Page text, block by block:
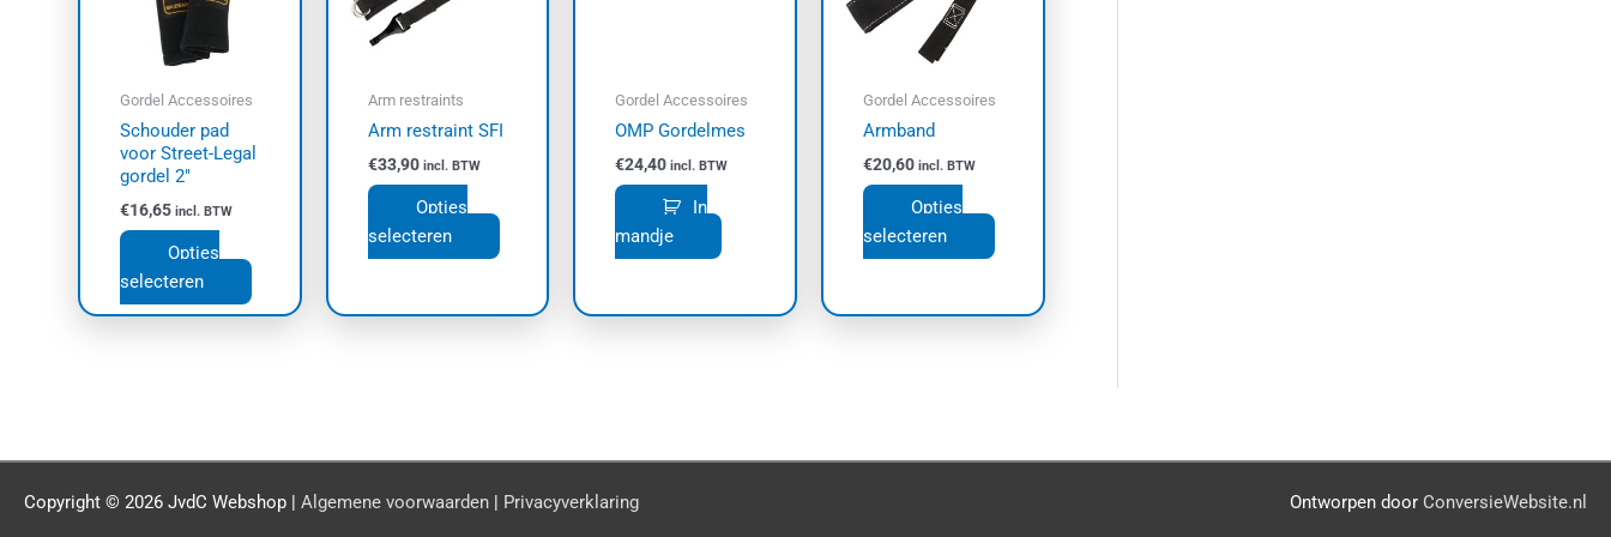
Gordel Accessoires
Schouder pad
voor Street-Legal
gordel 2″
€16,65 incl. BTW
Opties
selecteren
gekozen
worden
Arm restraints
Arm restraint SFI
€33,90 incl. BTW
Opties
selecteren
worden
productpagina
Gordel Accessoires
OMP Gordelmes
€24,40 incl. BTW
In
mandje
Gordel Accessoires
Armband
€20,60 incl. BTW
Opties
selecteren
gekozen
productpagina
Copyright © 2026 JvdC Webshop | Algemene voorwaarden | Privacyverklaring Ontworpen door ConversieWebsite.nl